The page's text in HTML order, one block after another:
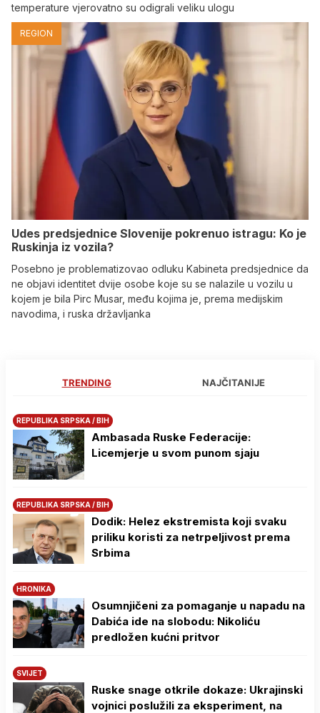
temperature vjerovatno su odigrali veliku ulogu
REGION
Udes predsjednice Slovenije pokrenuo istragu: Ko je
Ruskinja iz vozila?
Posebno je problematizovao odluku Kabineta predsjednice da
ne objavi identitet dvije osobe koje su se nalazile u vozilu u
kojem je bila Pirc Musar, među kojima je, prema medijskim
navodima, i ruska državljanka
TRENDING NAJČITANIJE
REPUBLIKA SRPSKA / BIH
Ambasada Ruske Federacije:
Licemjerje u svom punom sjaju
REPUBLIKA SRPSKA / BIH
Dodik: Helez ekstremista koji svaku
priliku koristi za netrpeljivost prema
Srbima
HRONIKA
Osumnjičeni za pomaganje u napadu na
Dabića ide na slobodu: Nikoliću
predložen kućni pritvor
SVIJET
Ruske snage otkrile dokaze: Ukrajinski
vojnici poslužili za eksperiment, na